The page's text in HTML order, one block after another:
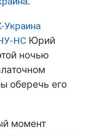
Украина
НС Юрий
ночью
оберечь его
момент